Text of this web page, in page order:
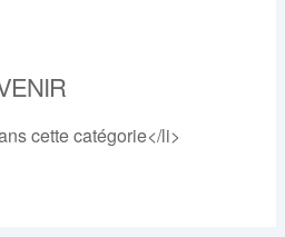
cette catégorie</li>